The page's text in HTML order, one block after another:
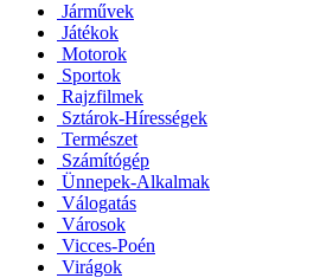
Járművek
Játékok
Motorok
Sportok
Rajzfilmek
Sztárok-Hírességek
Természet
Számítógép
Ünnepek-Alkalmak
Válogatás
Városok
Vicces-Poén
Virágok